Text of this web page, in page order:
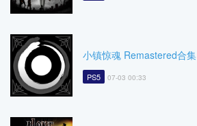
小镇惊魂 Remastered合集
PS5 07-03 00:33